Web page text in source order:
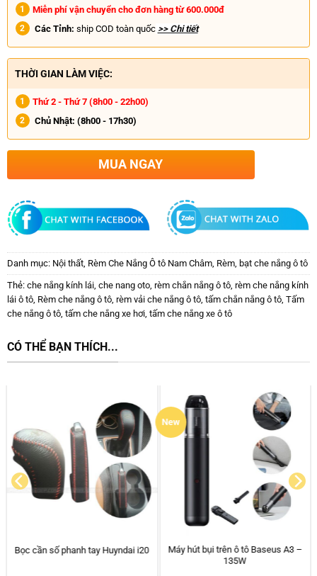
Miễn phí vận chuyển cho đơn hàng từ 600.000đ
Các Tỉnh: ship COD toàn quốc >> Chi tiết
THỜI GIAN LÀM VIỆC:
Thứ 2 - Thứ 7 (8h00 - 22h00)
Chủ Nhật: (8h00 - 17h30)
MUA NGAY
Danh mục: Nội thất, Rèm Che Nắng Ô tô Nam Châm, Rèm, bạt che nắng ô tô
Thẻ: che nắng kính lái, che nang oto, rèm chắn nắng ô tô, rèm che nắng kính
lái ô tô, Rèm che nắng ô tô, rèm vải che nắng ô tô, tấm chắn nắng ô tô, Tấm
che nắng ô tô, tấm che nắng xe hơi, tấm che nắng xe ô tô
CÓ THỂ BẠN THÍCH...
Chia Tẩu Sạc Ô tô Baseus 2 cổng
New
Thảm lót sàn ô tô Kata Thái Lan
Toyota Corolla Cross